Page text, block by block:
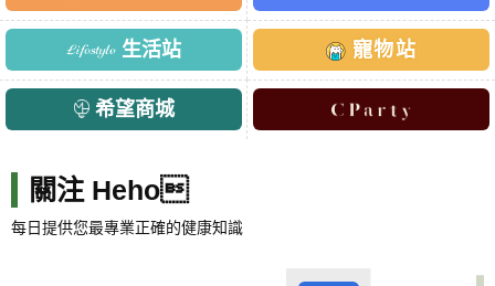
生活站 寵物站
希望商城
關注 Heho
每日提供您最專業正確的健康知識